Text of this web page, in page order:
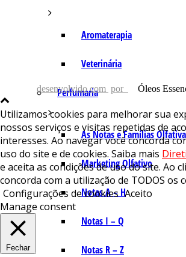
Aromaterapia
Veterinária
Perfumaria
As Notas e Famílias
Marketing Olfativo
Notas A – H
Notas I – Q
Notas R – Z
desenvolvido com por Óleos
Utilizamos cookies para melhorar sua
nossos serviços e visitas repetidas de
interesses. Ao navegar você concorda
uso do site e de cookies. Saiba mais
e aceita as condições de uso do site. Ao
concorda com a utilização de TODOS os
Configurações de cookies Aceito
Manage consent
Fechar